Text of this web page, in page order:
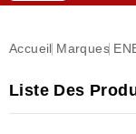
Accueil Marques
Liste Des